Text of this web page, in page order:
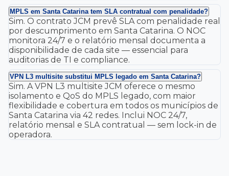
MPLS em Santa Catarina tem SLA contratual com penalidade?
Sim. O contrato JCM prevê SLA com penalidade real
por descumprimento em Santa Catarina. O NOC
monitora 24/7 e o relatório mensal documenta a
disponibilidade de cada site — essencial para
auditorias de TI e compliance.
VPN L3 multisite substitui MPLS legado em Santa Catarina?
Sim. A VPN L3 multisite JCM oferece o mesmo
isolamento e QoS do MPLS legado, com maior
flexibilidade e cobertura em todos os municípios de
Santa Catarina via 42 redes. Inclui NOC 24/7,
relatório mensal e SLA contratual — sem lock-in de
operadora.